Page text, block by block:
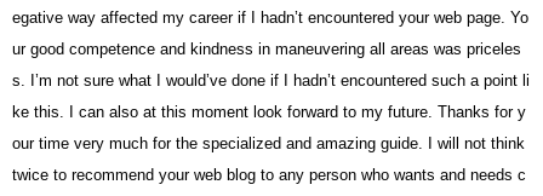
egative way affected my career if I hadn’t encountered your web page. Yo
ur good competence and kindness in maneuvering all areas was priceles
s. I’m not sure what I would’ve done if I hadn’t encountered such a point li
ke this. I can also at this moment look forward to my future. Thanks for y
our time very much for the specialized and amazing guide. I will not think
twice to recommend your web blog to any person who wants and needs c